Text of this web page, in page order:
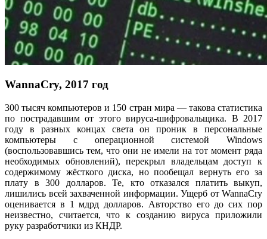
WannaCry, 2017 год
300 тысяч компьютеров и 150 стран мира — такова статистика
по пострадавшим от этого вируса-шифровальщика. В 2017
году в разных концах света он проник в персональные
компьютеры с операционной системой Windows
(воспользовавшись тем, что они не имели на тот момент ряда
необходимых обновлений), перекрыл владельцам доступ к
содержимому жёсткого диска, но пообещал вернуть его за
плату в 300 долларов. Те, кто отказался платить выкуп,
лишились всей захваченной информации. Ущерб от WannaCry
оценивается в 1 мдрд долларов. Авторство его до сих пор
неизвестно, считается, что к созданию вируса приложили
руку разработчики из КНДР.